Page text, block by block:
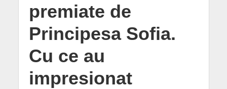
premiate de
Principesa Sofia.
Cu ce au
impresionat